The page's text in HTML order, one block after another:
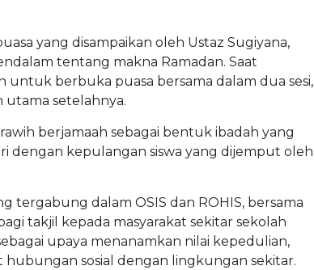
yang disampaikan oleh Ustaz Sugiyana,
tentang makna Ramadan. Saat
berbuka puasa bersama dalam dua sesi,
utama setelahnya.
berjamaah sebagai bentuk ibadah yang
dengan kepulangan siswa yang dijemput oleh
tergabung dalam OSIS dan ROHIS, bersama
takjil kepada masyarakat sekitar sekolah
upaya menanamkan nilai kepedulian,
sosial dengan lingkungan sekitar.